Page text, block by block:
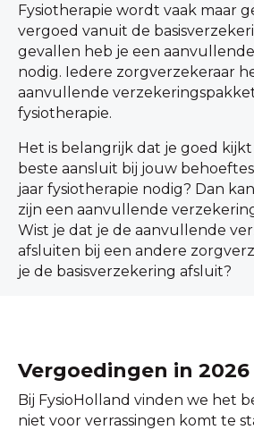
Fysiotherapie wordt vaak maar
vergoed vanuit de
gevallen heb je een
nodig. Iedere zorgverzekeraar
aanvullende
fysiotherapie.
Het is belangrijk dat je goed
beste aansluit bij jouw
jaar fysiotherapie nodig? Dan
zijn een aanvullende
Wist je dat je de aanvullende
afsluiten bij een andere
je de basisverzekering afsluit?
Vergoedingen in 2026
Bij FysioHolland vinden we het
niet voor verrassingen komt te